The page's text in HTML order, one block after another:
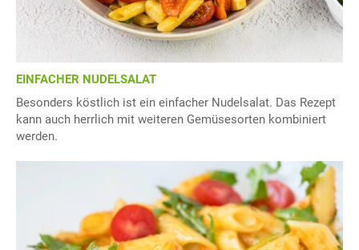
EINFACHER NUDELSALAT
Besonders köstlich ist ein einfacher Nudelsalat. Das Rezept
kann auch herrlich mit weiteren Gemüsesorten kombiniert
werden.